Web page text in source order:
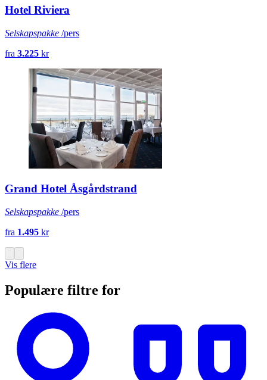
Hotel Riviera
Selskapspakke /pers
fra 3.225 kr
Grand Hotel Åsgårdstrand
Selskapspakke /pers
fra 1.495 kr
Vis flere
Populære filtre for